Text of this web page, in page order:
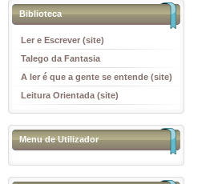
Biblioteca
Ler e Escrever (site)
Talego da Fantasia
A ler é que a gente se entende (site)
Leitura Orientada (site)
Menu de Utilizador